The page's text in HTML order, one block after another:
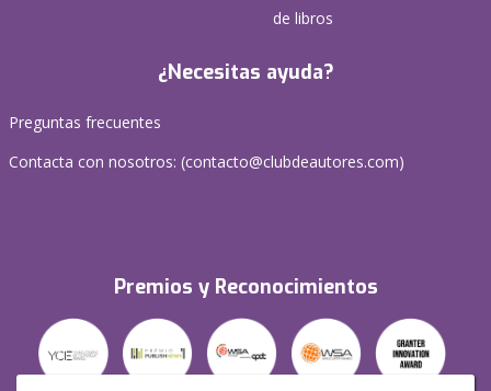
de libros
¿Necesitas ayuda?
Preguntas frecuentes
Contacta con nosotros: (contacto@clubdeautores.com)
Premios y Reconocimientos